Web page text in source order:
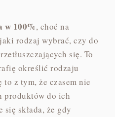
w 100%, choć na
rodzaj wybrać, czy do
się. To
określić rodzaju
to z tym, że czasem nie
produktów do ich
składa, że gdy